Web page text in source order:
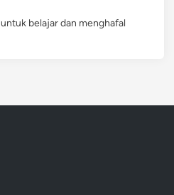
belajar dan menghafal